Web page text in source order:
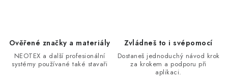
Ověřené značky a materiály
NEOTEX a další profesionální
systémy používané také stavaři
Zvládneš to i svépomocí
Dostaneš jednoduchý návod krok
za krokem a podporu při
aplikaci.